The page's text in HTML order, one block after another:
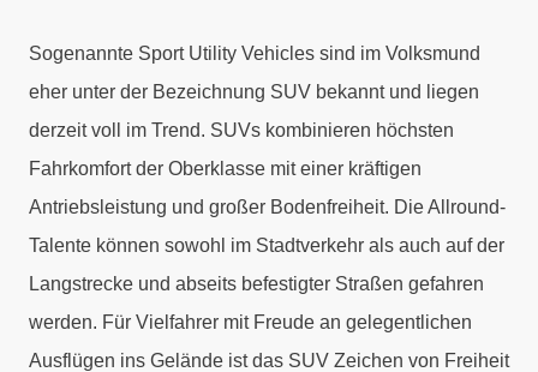
Sogenannte Sport Utility Vehicles sind im Volksmund
eher unter der Bezeichnung SUV bekannt und liegen
derzeit voll im Trend. SUVs kombinieren höchsten
Fahrkomfort der Oberklasse mit einer kräftigen
Antriebsleistung und großer Bodenfreiheit. Die Allround-
Talente können sowohl im Stadtverkehr als auch auf der
Langstrecke und abseits befestigter Straßen gefahren
werden. Für Vielfahrer mit Freude an gelegentlichen
Ausflügen ins Gelände ist das SUV Zeichen von Freiheit